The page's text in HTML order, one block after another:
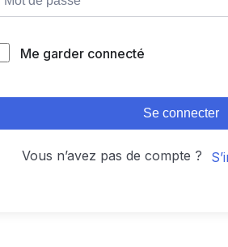
Me garder connecté
Se connecter
Vous n’avez pas de compte ?